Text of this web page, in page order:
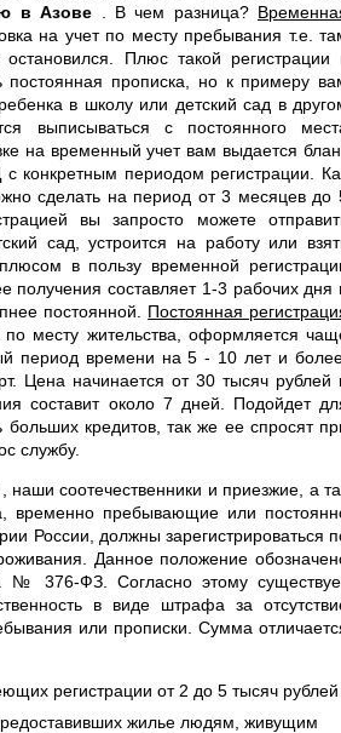
в Азове
. В чем разница?
на учет по месту пребывания т.е.
Плюс такой регистрации
прописка, но к примеру
в школу или детский сад в
выписываться с постоянного
на временный учет вам выдается
конкретным периодом регистрации.
сделать на период от 3 месяцев до
вы запросто можете
сад, устроится на работу или
в пользу временной
получения составляет 1-3 рабочих дня
постоянной. Постоянная
месту жительства, оформляется
период времени на 5 - 10 лет и
Цена начинается от 30 тысяч рублей
составит около 7 дней. Подойдет
больших кредитов, так же ее спросят
службу.
наши соотечественники и приезжие, а
временно пребывающие или
России, должны зарегистрироваться
Данное положение
№ 376-ФЗ. Согласно этому
в виде штрафа за
или прописки. Сумма
регистрации от 2 до 5 тысяч рублей
жилье людям, живущим